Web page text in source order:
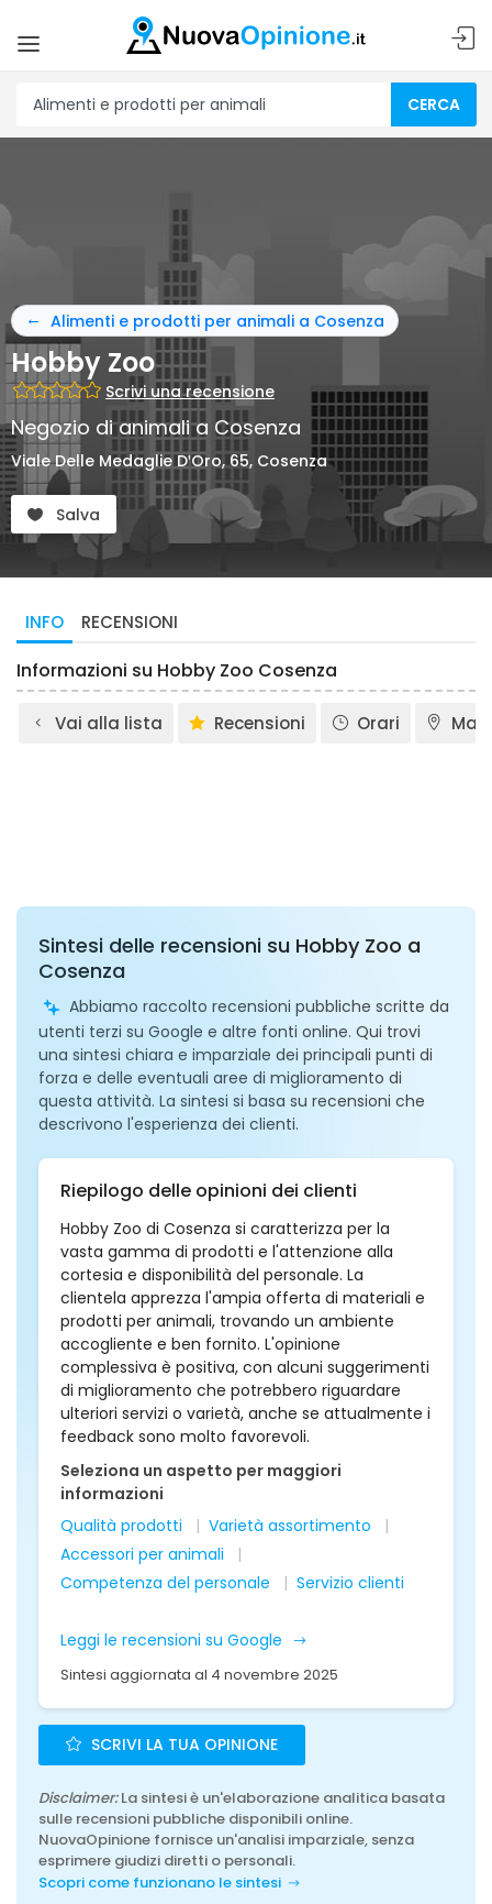
CERCA
Alimenti e prodotti per animali a Cosenza
Hobby Zoo
Scrivi una recensione
Negozio di animali a Cosenza
Viale Delle Medaglie DꞌOro, 65, Cosenza
Salva
INFO RECENSIONI
Informazioni su Hobby Zoo Cosenza
Vai alla lista Recensioni Orari
Sintesi delle recensioni su Hobby Zoo a
Cosenza
Abbiamo raccolto recensioni pubbliche scritte da
utenti terzi su Google e altre fonti online. Qui trovi
una sintesi chiara e imparziale dei principali punti di
forza e delle eventuali aree di miglioramento di
questa attività. La sintesi si basa su recensioni che
descrivono l'esperienza dei clienti.
Riepilogo delle opinioni dei clienti
Hobby Zoo di Cosenza si caratterizza per la
vasta gamma di prodotti e l'attenzione alla
cortesia e disponibilità del personale. La
clientela apprezza l'ampia offerta di materiali e
prodotti per animali, trovando un ambiente
accogliente e ben fornito. L'opinione
complessiva è positiva, con alcuni suggerimenti
di miglioramento che potrebbero riguardare
ulteriori servizi o varietà, anche se attualmente i
feedback sono molto favorevoli.
Seleziona un aspetto per maggiori
informazioni
Qualità prodotti
Varietà assortimento
Accessori per animali
Competenza del personale
Servizio clienti
Leggi le recensioni su Google
Sintesi aggiornata al 4 novembre 2025
SCRIVI LA TUA OPINIONE
Disclaimer:La sintesi è un'elaborazione analitica basata
sulle recensioni pubbliche disponibili online.
NuovaOpinione fornisce un'analisi imparziale, senza
esprimere giudizi diretti o personali.
Scopri come funzionano le sintesi